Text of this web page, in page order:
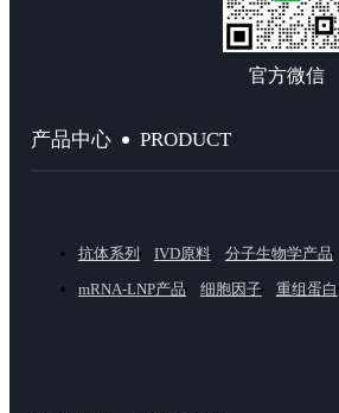
官方微信
产品中心 PRODUCT
抗体系列 IVD原料 分子生物学产品
mRNA-LNP产品
细胞因子 重组蛋白